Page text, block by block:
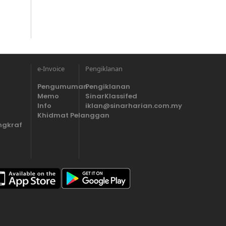
e-Invoice
Pengumuman
Memo
Info
Khidmat Pelanggan
Pengiklanan
Pengiklanan
SinarKlassifed
iklan@sinarharian.com.my